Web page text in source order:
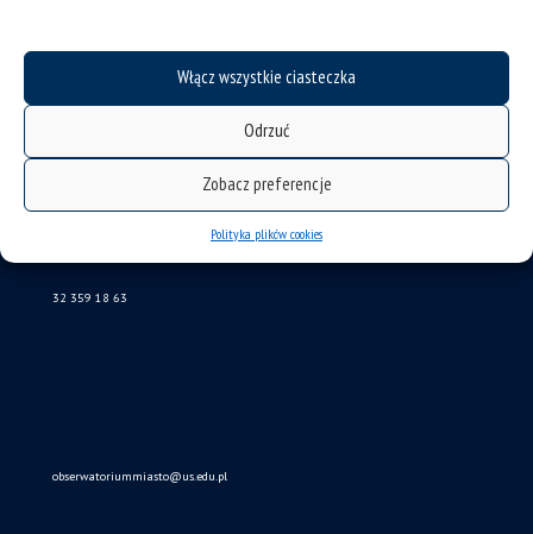
Włącz wszystkie ciasteczka
Odrzuć
Zobacz preferencje
Polityka plików cookies
mapa strony
Obserwatorium Procesów Miejskich i Metropolitarnych
32 359 18 63
obserwatoriummiasto@us.edu.pl